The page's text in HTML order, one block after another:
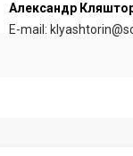
Александр
E-mail: